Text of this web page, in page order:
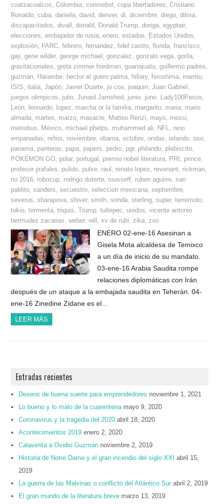
coatzacoalcos ,Colombia ,conmebol ,copa libertadores ,Cristiano
Ronaldo ,cuba ,daniela ,david ,denver,di ,diciembre ,diego ,dilma
discapacitados ,divall ,donald Donald Trump ,doriga ,egyptair,
elecciones ,embajador de rusia ,enero ,estados Estados Unidos
explosión
FARC ,febrero ,fernandez ,fidel castro ,florida ,francisco
gay,gene wilder,george michael ,gonzalez ,gonzalo vega ,gorila
gravitacionales ,greta zimmer friedman ,guanajuato ,guillermo padres
guzman
Harambe hector el guero palma hillary, hiroshima inarritu
ISIS
italia ,Japón ,Javier Duarte jo cox joaquin ,Juan Gabriel
juegos olimpicos
julio ,Junaid Jamshed junio juno Lady100Pesos
León
leonardo lopez marcha or la familia margarito maria mario
almada martes marzo masacre Matteo Renzi mayo messi
metrobus
México michael phelps muhammed ali NFL
nino
empanadas
niños noviembre ,obama ,octubre ,ondas ,orlando ,oso
panama panteras papa papers pedro pgr, philando plebiscito
POKÉMON GO polar, portugal premio nobel literatura PRI prince
profesor jirafales
pulido pulse raul renato lopez revenant rickman
rio 2016 robocup rodrigo duterte rousseff ruben aguirre ,san
pablito ,sanders ,secuestro ,seleccion mexicana ,septiembre
severus ,sharapova ,shiver,smith ,sonda ,sterling ,super,terremoto
tokio ,tormenta ,triquis ,Trump ,tultepec unidos ,vicente antonio
bermudez zacarias ,weber,will ,xv de rubi zika zoo
ENERO 02-ene-16 Asesinan a
Gisela Mota alcaldesa de Temixco
a un día de inicio de su mandato.
03-ene-16 Arabia Saudita rompe
relaciones diplomáticas con Irán
después de un ataque a la embajada saudita en Teherán. 04-
ene-16 Zinedine Zidane es el…
LEER MÁS
Entradas recientes
Deseos de buena suerte para emprendedores noviembre 1, 2021
Lo bueno y lo malo de la cuarentena mayo 9, 2020
Coronavirus y la tragedia del 2020 abril 18, 2020
Acontecimientos 2019 enero 2, 2020
Calaverita a Ovidio Guzmán noviembre 2, 2019
Historia de Notre Dame y el gran incendio del siglo XXI
abril 15,
2019
La guerra de las Malvinas o conflicto del Atlántico Sur abril 2, 2019
El gran mundo de la literatura breve marzo 13, 2019